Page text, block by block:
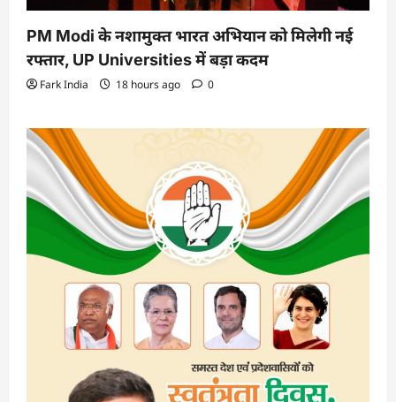
PM Modi के नशामुक्त भारत अभियान को मिलेगी नई
रफ्तार, UP Universities में बड़ा कदम
Fark India 18 hours ago 0